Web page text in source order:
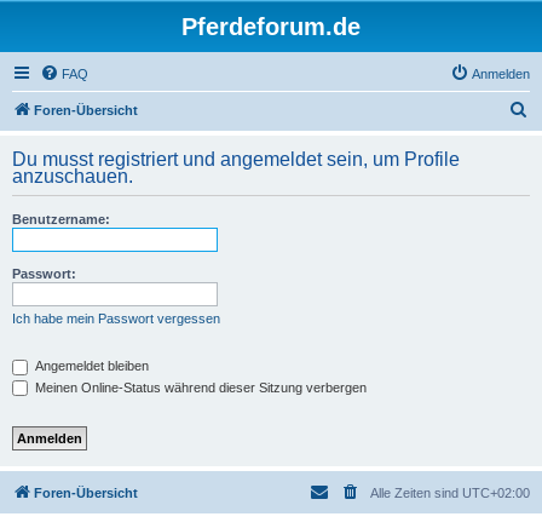
Pferdeforum.de
FAQ Anmelden
Foren-Übersicht
h
Du musst registriert und angemeldet sein, um Profile
anzuschauen.
Benutzername:
Passwort:
Ich habe mein Passwort vergessen
Angemeldet bleiben
Meinen Online-Status während dieser Sitzung verbergen
Foren-Übersicht Alle Zeiten sind UTC+02:00